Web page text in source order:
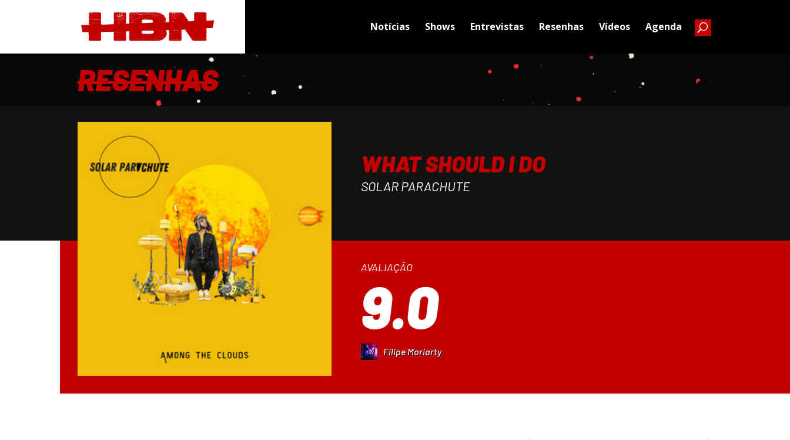
Notícias Shows Entrevistas Resenhas Vídeos Agenda
RESENHAS
WHAT SHOULD I DO
SOLAR PARACHUTE
AVALIAÇÃO
9.0
Filipe Moriarty